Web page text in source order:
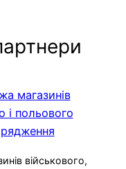
військового,